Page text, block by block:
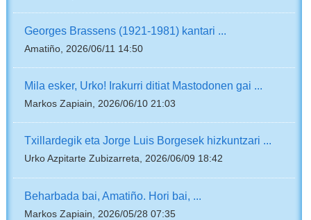
Georges Brassens (1921-1981) kantari ...
Amatiño, 2026/06/11 14:50
Mila esker, Urko! Irakurri ditiat Mastodonen gai ...
Markos Zapiain, 2026/06/10 21:03
Txillardegik eta Jorge Luis Borgesek hizkuntzari ...
Urko Azpitarte Zubizarreta, 2026/06/09 18:42
Beharbada bai, Amatiño. Hori bai, ...
Markos Zapiain, 2026/05/28 07:35